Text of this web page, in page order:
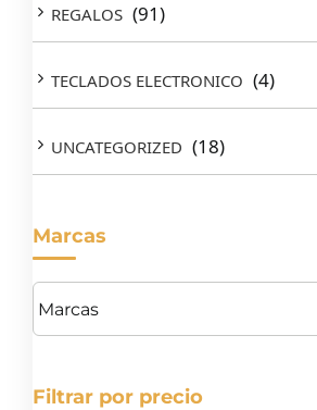
REGALOS (91)
TECLADOS ELECTRONICO (4)
UNCATEGORIZED (18)
Marcas
Filtrar por precio